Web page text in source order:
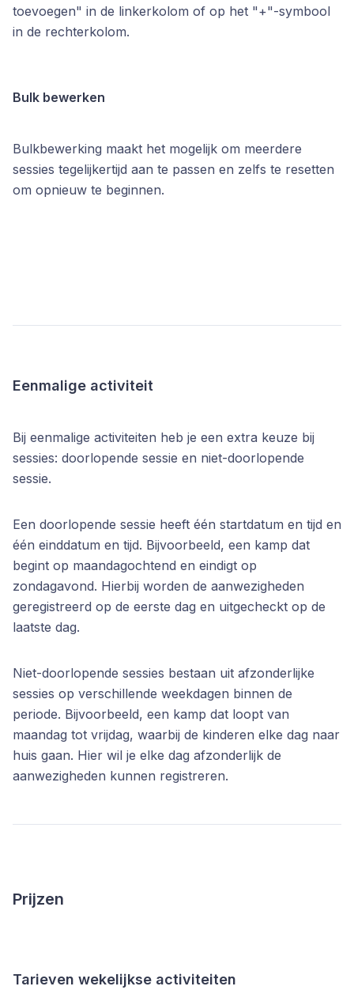
toevoegen" in de linkerkolom of op het "+"-symbool
in de rechterkolom.
Bulk bewerken
Bulkbewerking maakt het mogelijk om meerdere
sessies tegelijkertijd aan te passen en zelfs te resetten
om opnieuw te beginnen.
Eenmalige activiteit
Bij eenmalige activiteiten heb je een extra keuze bij
sessies: doorlopende sessie en niet-doorlopende
sessie.
Een doorlopende sessie heeft één startdatum en tijd en
één einddatum en tijd. Bijvoorbeeld, een kamp dat
begint op maandagochtend en eindigt op
zondagavond. Hierbij worden de aanwezigheden
geregistreerd op de eerste dag en uitgecheckt op de
laatste dag.
Niet-doorlopende sessies bestaan uit afzonderlijke
sessies op verschillende weekdagen binnen de
periode. Bijvoorbeeld, een kamp dat loopt van
maandag tot vrijdag, waarbij de kinderen elke dag naar
huis gaan. Hier wil je elke dag afzonderlijk de
aanwezigheden kunnen registreren.
Prijzen
Tarieven wekelijkse activiteiten